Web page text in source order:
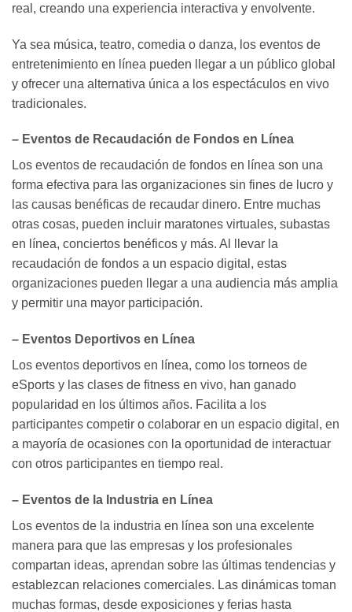
real, creando una experiencia interactiva y envolvente.
Ya sea música, teatro, comedia o danza, los eventos de
entretenimiento en línea pueden llegar a un público global
y ofrecer una alternativa única a los espectáculos en vivo
tradicionales.
– Eventos de Recaudación de Fondos en Línea
Los eventos de recaudación de fondos en línea son una
forma efectiva para las organizaciones sin fines de lucro y
las causas benéficas de recaudar dinero. Entre muchas
otras cosas, pueden incluir maratones virtuales, subastas
en línea, conciertos benéficos y más. Al llevar la
recaudación de fondos a un espacio digital, estas
organizaciones pueden llegar a una audiencia más amplia
y permitir una mayor participación.
– Eventos Deportivos en Línea
Los eventos deportivos en línea, como los torneos de
eSports y las clases de fitness en vivo, han ganado
popularidad en los últimos años. Facilita a los
participantes competir o colaborar en un espacio digital, en
a mayoría de ocasiones con la oportunidad de interactuar
con otros participantes en tiempo real.
– Eventos de la Industria en Línea
Los eventos de la industria en línea son una excelente
manera para que las empresas y los profesionales
compartan ideas, aprendan sobre las últimas tendencias y
establezcan relaciones comerciales. Las dinámicas toman
muchas formas, desde exposiciones y ferias hasta